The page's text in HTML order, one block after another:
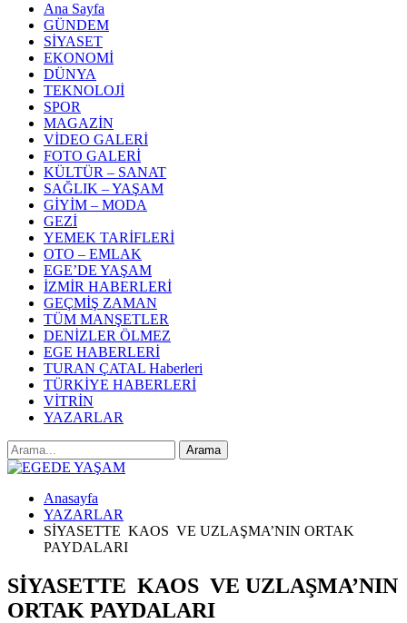
Ana Sayfa
GÜNDEM
SİYASET
EKONOMİ
DÜNYA
TEKNOLOJİ
SPOR
MAGAZİN
VİDEO GALERİ
FOTO GALERİ
KÜLTÜR – SANAT
SAĞLIK – YAŞAM
GİYİM – MODA
GEZİ
YEMEK TARİFLERİ
OTO – EMLAK
EGE’DE YAŞAM
İZMİR HABERLERİ
GEÇMİŞ ZAMAN
TÜM MANŞETLER
DENİZLER ÖLMEZ
EGE HABERLERİ
TURAN ÇATAL Haberleri
TÜRKİYE HABERLERİ
VİTRİN
YAZARLAR
Anasayfa
YAZARLAR
SİYASETTE KAOS VE UZLAŞMA’NIN ORTAK
PAYDALARI
SİYASETTE KAOS VE UZLAŞMA’NIN
ORTAK PAYDALARI